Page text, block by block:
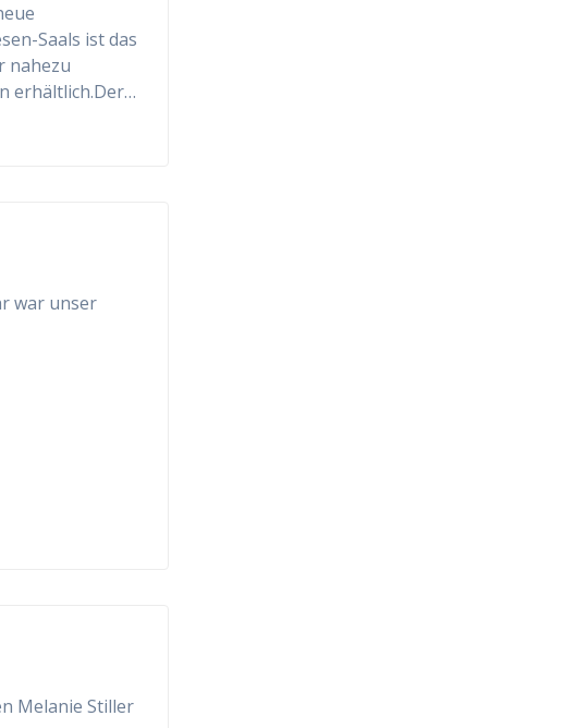
Saals ist das
nahezu
erhältlich.Der…
war unser
Melanie Stiller